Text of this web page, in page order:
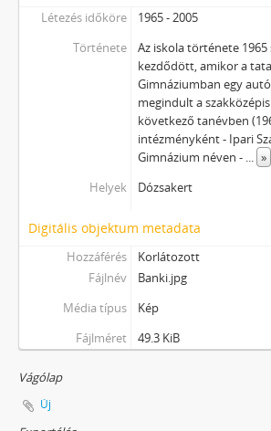
Létezés időköre
1965 - 2005
Története
Az iskola története
kezdődött, amikor a
Gimnáziumban egy
megindult a
következő tanévben
intézményként - Ipari
Gimnázium néven - ... »
Helyek
Dózsakert
Digitális objektum metadata
Hozzáférés
Korlátozott
Fájlnév
Banki.jpg
Média típus
Kép
Fájlméret
49.3 KiB
Vágólap
Új